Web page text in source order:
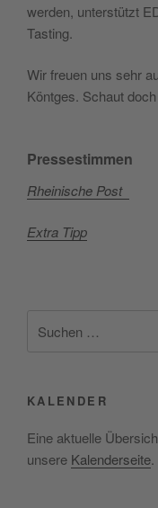
werden, unterstützt
Tasting.
Wir freuen uns sehr
Köntges. Schaut
Pressestimmen
Rheinische Post
Extra Tipp
nach:
KALENDER
Eine aktuelle
unsere Kalenderseite.